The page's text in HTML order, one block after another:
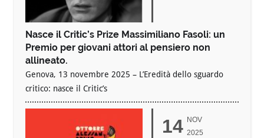
Nasce il Critic’s Prize Massimiliano Fasoli: un
Premio per giovani attori al pensiero non
allineato.
Genova, 13 novembre 2025 – L’Eredità dello sguardo
critico: nasce il Critic’s
14 NOV
2025